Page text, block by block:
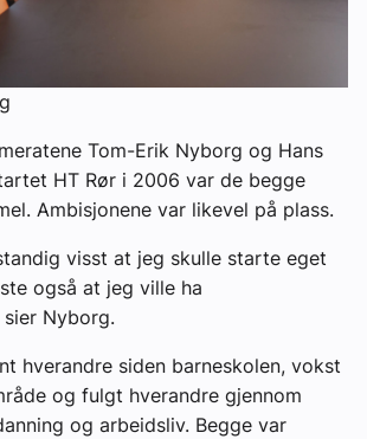
Tom-Erik Nyborg og Hans
HT Rør i 2006 var de begge
Ambisjonene var likevel på plass.
visst at jeg skulle starte eget
også at jeg ville ha
Nyborg.
hverandre siden barneskolen, vokst
og fulgt hverandre gjennom
og arbeidsliv. Begge var